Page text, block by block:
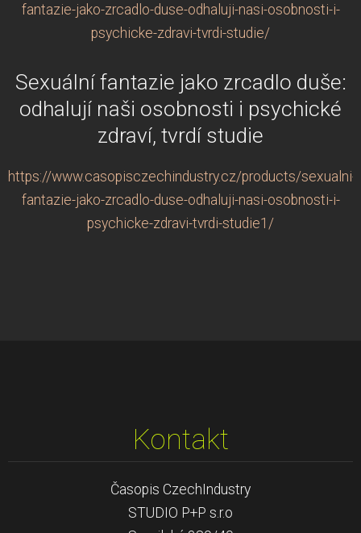
fantazie-jako-zrcadlo-duse-odhaluji-nasi-osobnosti-i-
psychicke-zdravi-tvrdi-studie/
Sexuální fantazie jako zrcadlo duše:
odhalují naši osobnosti i psychické
zdraví, tvrdí studie
https://www.casopisczechindustry.cz/products/sexualni-
fantazie-jako-zrcadlo-duse-odhaluji-nasi-osobnosti-i-
psychicke-zdravi-tvrdi-studie1/
Kontakt
Časopis CzechIndustry
STUDIO P+P s.r.o